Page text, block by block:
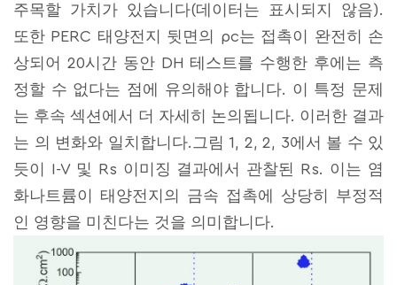
주목할 가치가 있습니다(데이터는 표시되지 않음).
또한 PERC 태양전지 뒷면의 ρc는 접촉이 완전히 손
상되어 20시간 동안 DH 테스트를 수행한 후에는 측
정할 수 없다는 점에 유의해야 합니다. 이 특정 문제
는 후속 섹션에서 더 자세히 논의됩니다. 이러한 결과
는 의 변화와 일치합니다.그림 1, 2, 2, 3에서 볼 수 있
듯이 I-V 및 Rs 이미징 결과에서 관찰된 Rs. 이는 염
화나트륨이 태양전지의 금속 접촉에 상당히 부정적
인 영향을 미친다는 것을 의미합니다.